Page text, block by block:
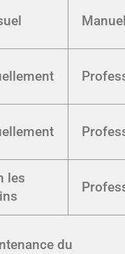
les
du